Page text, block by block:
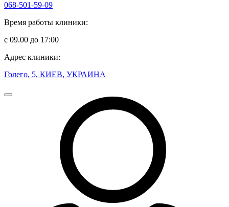
068-501-59-09
Время работы клиники:
с 09.00 до 17:00
Адрес клиники:
Голего, 5, КИЕВ, УКРАИНА